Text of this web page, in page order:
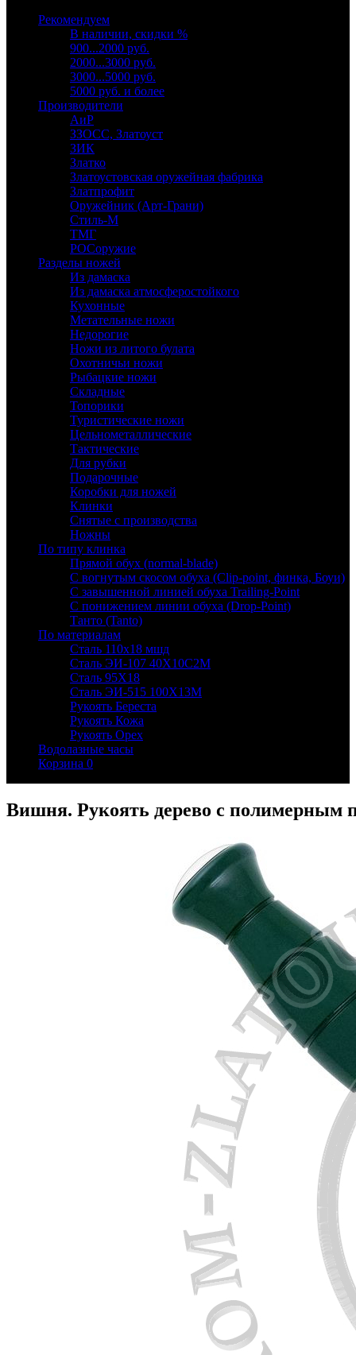
Рекомендуем
В наличии, скидки %
900...2000 руб.
2000...3000 руб.
3000...5000 руб.
5000 руб. и более
Производители
АиР
ЗЗОСС, Златоуст
ЗИК
Златко
Златоустовская оружейная фабрика
Златпрофит
Оружейник (Арт-Грани)
Стиль-М
ТМГ
РОСоружие
Разделы ножей
Из дамаска
Из дамаска атмосферостойкого
Кухонные
Метательные ножи
Недорогие
Ножи из литого булата
Охотничьи ножи
Рыбацкие ножи
Складные
Топорики
Туристические ножи
Цельнометаллические
Тактические
Для рубки
Подарочные
Коробки для ножей
Клинки
Снятые с производства
Ножны
По типу клинка
Прямой обух (normal-blade)
С вогнутым скосом обуха (Clip-point, финка, Боуи)
С завышенной линией обуха Trailing-Point
С понижением линии обуха (Drop-Point)
Танто (Tanto)
По материалам
Сталь 110х18 мшд
Сталь ЭИ-107 40Х10С2М
Сталь 95Х18
Сталь ЭИ-515 100Х13М
Рукоять Береста
Рукоять Кожа
Рукоять Орех
Водолазные часы
Корзина 0
Вишня. Рукоять дерево с полимерным